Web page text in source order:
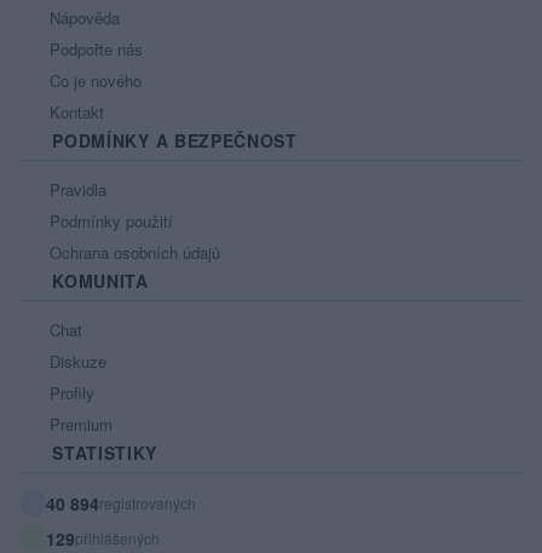
Nápověda
Podpořte nás
Co je nového
Kontakt
PODMÍNKY A BEZPEČNOST
Pravidla
Podmínky použití
Ochrana osobních údajů
KOMUNITA
Chat
Diskuze
Profily
Premium
STATISTIKY
40 894registrovaných
129přihlášených